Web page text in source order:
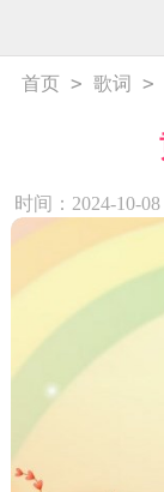
首页 > 歌词 >
时间：2024-10-08